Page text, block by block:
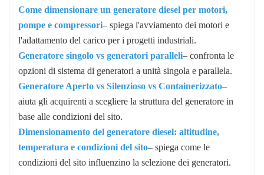
Come dimensionare un generatore diesel per motori,
pompe e compressori– spiega l'avviamento dei motori e
l'adattamento del carico per i progetti industriali.
Generatore singolo vs generatori paralleli– confronta le
opzioni di sistema di generatori a unità singola e parallela.
Generatore Aperto vs Silenzioso vs Containerizzato–
aiuta gli acquirenti a scegliere la struttura del generatore in
base alle condizioni del sito.
Dimensionamento del generatore diesel: altitudine,
temperatura e condizioni del sito– spiega come le
condizioni del sito influenzino la selezione dei generatori.